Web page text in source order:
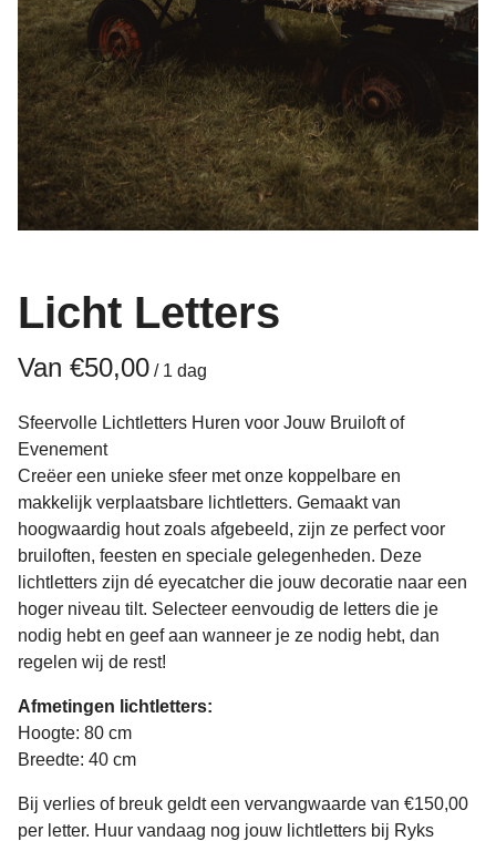
Licht Letters
/
Sfeervolle Lichtletters Huren voor Jouw Bruiloft of
Evenement
Creëer een unieke sfeer met onze koppelbare en
makkelijk verplaatsbare lichtletters. Gemaakt van
hoogwaardig hout zoals afgebeeld, zijn ze perfect voor
bruiloften, feesten en speciale gelegenheden. Deze
lichtletters zijn dé eyecatcher die jouw decoratie naar een
hoger niveau tilt. Selecteer eenvoudig de letters die je
nodig hebt en geef aan wanneer je ze nodig hebt, dan
regelen wij de rest!
Afmetingen lichtletters:
Hoogte: 80 cm
Breedte: 40 cm
Bij verlies of breuk geldt een vervangwaarde van €150,00
per letter. Huur vandaag nog jouw lichtletters bij Ryks